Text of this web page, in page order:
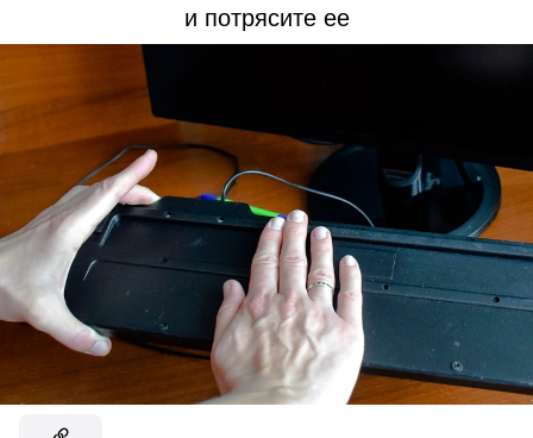
и потрясите ее